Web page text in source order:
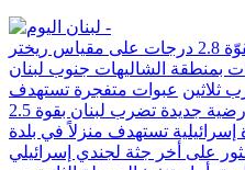
بمنطقة الشاليهات جنوب لبنان
ثلاثين عبوات متفجرة تستهدف
هزة أرضية جديدة تضرب لبنان بقوة 2.5
إسرائيلية تستهدف منزلاً في بلدة
على أخر جثة لجندي إسرائيلي